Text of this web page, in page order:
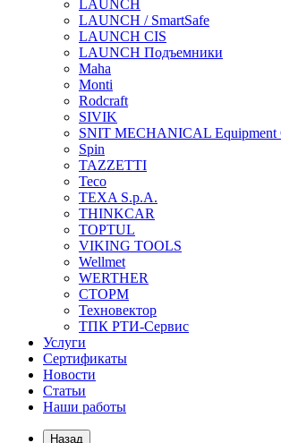
LAUNCH
LAUNCH / SmartSafe
LAUNCH CIS
LAUNCH Подъемники
Maha
Monti
Rodcraft
SIVIK
SNIT MECHANICAL Equipment
Spin
TAZZETTI
Teco
TEXA S.p.A.
THINKCAR
TOPTUL
VIKING TOOLS
Wellmet
WERTHER
СТОРМ
Техновектор
ТПК РТИ-Сервис
Услуги
Сертификаты
Новости
Статьи
Наши работы
Назад